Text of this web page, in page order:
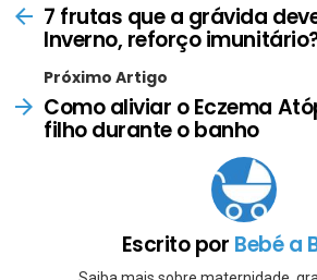
7 frutas que a grávida
Inverno, reforço
Próximo Artigo
Como aliviar o Eczema
filho durante o banho
Escrito por Bebé a